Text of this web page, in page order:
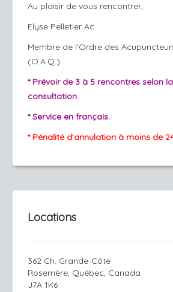
Au plaisir de vous rencontrer,
Elyse Pelletier Ac.
Membre de l’Ordre des
(O.A.Q.)
* Prévoir de 3 à 5 rencontres selon
consultation.
* Service en français.
* Pénalité d'annulation à moins de
Locations
362 Ch. Grande-Côte
Rosemère, Québec, Canada
J7A 1K6